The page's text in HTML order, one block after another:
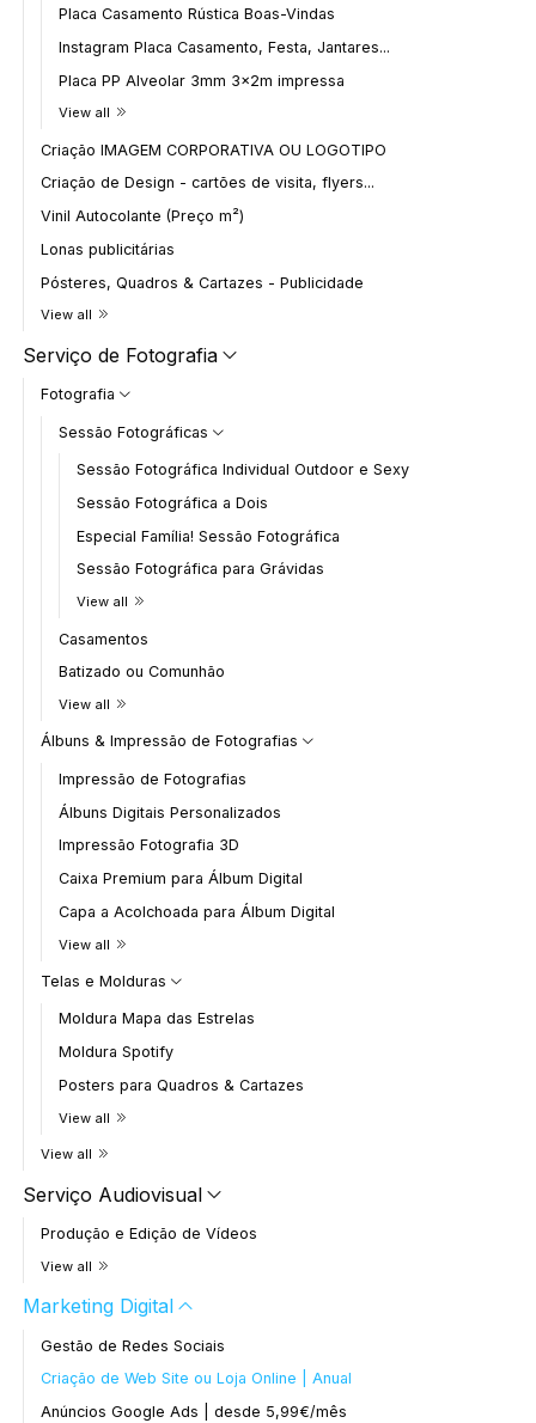
Placa Casamento Rústica Boas-Vindas
Instagram Placa Casamento, Festa, Jantares...
Placa PP Alveolar 3mm 3x2m impressa
View all
Criação IMAGEM CORPORATIVA OU LOGOTIPO
Criação de Design - cartões de visita, flyers...
Vinil Autocolante (Preço m²)
Lonas publicitárias
Pósteres, Quadros & Cartazes - Publicidade
View all
Serviço de Fotografia
Fotografia
Sessão Fotográficas
Sessão Fotográfica Individual Outdoor e Sexy
Sessão Fotográfica a Dois
Especial Família! Sessão Fotográfica
Sessão Fotográfica para Grávidas
View all
Casamentos
Batizado ou Comunhão
View all
Álbuns & Impressão de Fotografias
Impressão de Fotografias
Álbuns Digitais Personalizados
Impressão Fotografia 3D
Caixa Premium para Álbum Digital
Capa a Acolchoada para Álbum Digital
View all
Telas e Molduras
Moldura Mapa das Estrelas
Moldura Spotify
Posters para Quadros & Cartazes
View all
View all
Serviço Audiovisual
Produção e Edição de Vídeos
View all
Marketing Digital
Gestão de Redes Sociais
Criação de Web Site ou Loja Online | Anual
Anúncios Google Ads | desde 5,99€/mês